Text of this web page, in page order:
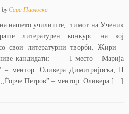
byСара Павлоска
нашето училиште, тимот на Ученик
литературен конкурс на кој
свои литературни творби. Жири –
кандидати: I место – Марија
– ментор: Оливера Димитријоска; II
Петров” – ментор: Оливера […]